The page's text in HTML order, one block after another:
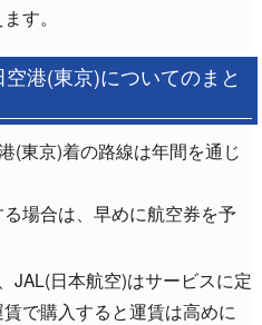
す。
港(東京)についてのまと
(東京)着の路線は年間を通じ
場合は、早めに航空券を予
JAL(日本航空)はサービスに定
で購入すると運賃は高めに